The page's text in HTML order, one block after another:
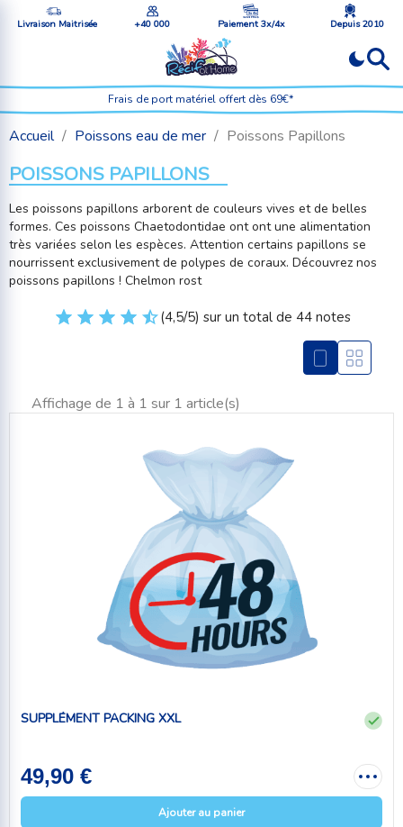
Livraison Maitrisée +40 000 Paiement 3x/4x Depuis 2010
Frais de port matériel offert dès 69€*
Accueil Poissons eau de mer Poissons Papillons
POISSONS PAPILLONS
Les poissons papillons arborent de couleurs vives et de belles
formes. Ces poissons Chaetodontidae ont ont une alimentation
très variées selon les espèces. Attention certains papillons se
nourrissent exclusivement de polypes de coraux. Découvrez nos
poissons papillons ! Chelmon rost
(4,5/5) sur un total de 44 notes
Affichage de 1 à 1 sur 1 article(s)
SUPPLÉMENT PACKING XXL
49,90 €
Ajouter au panier